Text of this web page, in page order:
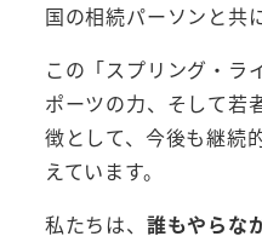
国の相続パーソンと共
この「スプリング・ラ
ポーツの力、そして若
徴として、今後も継続
えています。
私たちは、 誰もやらな